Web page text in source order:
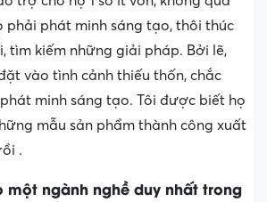
phải phát minh sáng tạo, thôi thúc
tìm kiếm những giải pháp. Bởi lẽ,
vào tình cảnh thiếu thốn, chắc
minh sáng tạo. Tôi được biết họ
mẫu sản phẩm thành công xuất
.
một ngành nghề duy nhất trong